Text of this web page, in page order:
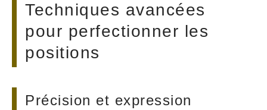
Techniques avancées
pour perfectionner les
positions
Précision et expression